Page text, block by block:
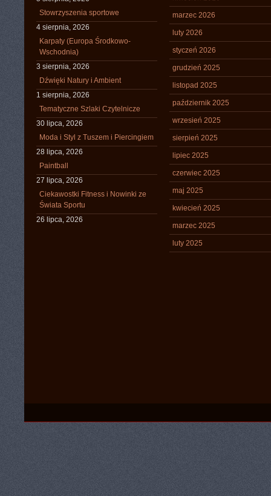
Stowrzyszenia sportowe
4 sierpnia, 2026
Karpaty (Europa Środkowo-
Wschodnia)
3 sierpnia, 2026
Dźwięki Natury i Ambient
1 sierpnia, 2026
Tematyczne Szlaki Czytelnicze
30 lipca, 2026
Moda i Styl z Tuszem i Piercingiem
28 lipca, 2026
Paintball
27 lipca, 2026
Ciekawostki Fitness i Nowinki ze
Świata Sportu
26 lipca, 2026
marzec 2026
luty 2026
styczeń 2026
grudzień 2025
listopad 2025
październik 2025
wrzesień 2025
sierpień 2025
lipiec 2025
czerwiec 2025
maj 2025
kwiecień 2025
marzec 2025
luty 2025